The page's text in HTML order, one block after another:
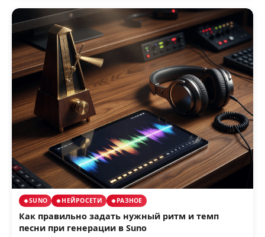
SUNO НЕЙРОСЕТИ РАЗНОЕ
Как правильно задать нужный ритм и темп
песни при генерации в Suno